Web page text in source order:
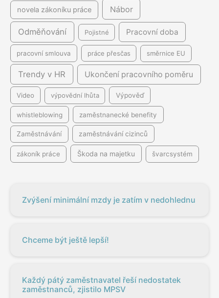
novela zákoníku práce Nábor
Odměňování Pojistné Pracovní doba
pracovní smlouva práce přesčas směrnice EU
Trendy v HR Ukončení pracovního poměru
Video výpovědní lhůta Výpověď
whistleblowing zaměstnanecké benefity
Zaměstnávání zaměstnávání cizinců
zákoník práce Škoda na majetku švarcsystém
Zvýšení minimální mzdy je zatím v nedohlednu
Chceme být ještě lepší!
Každý pátý zaměstnavatel řeší nedostatek
zaměstnanců, zjistilo MPSV